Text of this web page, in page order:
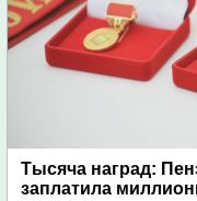
Тысяча наград:
заплатила